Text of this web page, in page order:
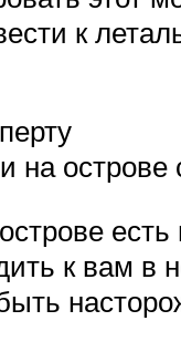
к
на острове
есть
к вам в